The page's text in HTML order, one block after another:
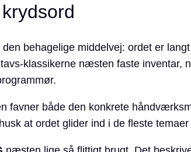
behagelige middelvej: ordet er
klassikerne næsten faste inventar,
favner både den konkrete
at ordet glider ind i de fleste